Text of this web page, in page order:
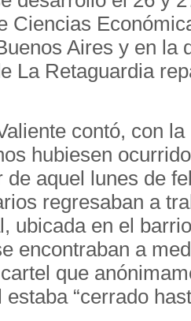
Ciencias
Aires y en la
La Retaguardia
contó, con
hubiesen
de aquel lunes de
regresaban a
ubicada en el
encontraban a
cartel que
“cerrado